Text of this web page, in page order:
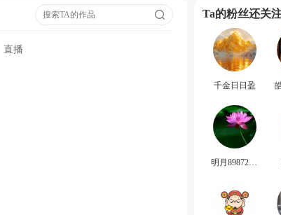
直播
Ta的粉丝还关
千金日日盈
明月898724158